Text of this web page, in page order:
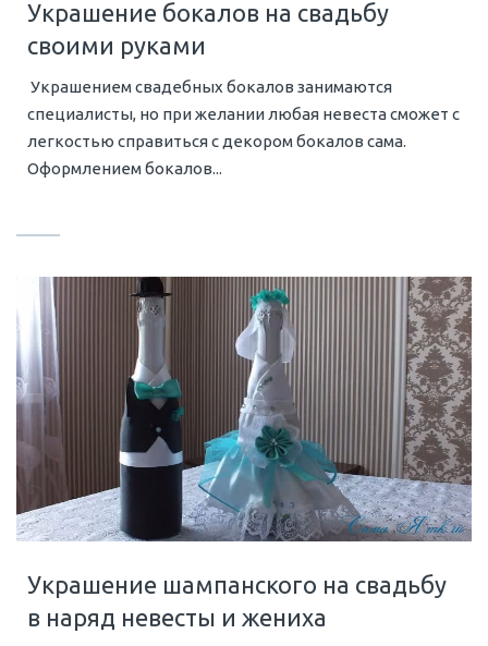
Украшение бокалов на свадьбу
своими руками
Украшением свадебных бокалов занимаются
специалисты, но при желании любая невеста сможет с
легкостью справиться с декором бокалов сама.
Оформлением бокалов...
Украшение шампанского на свадьбу
в наряд невесты и жениха